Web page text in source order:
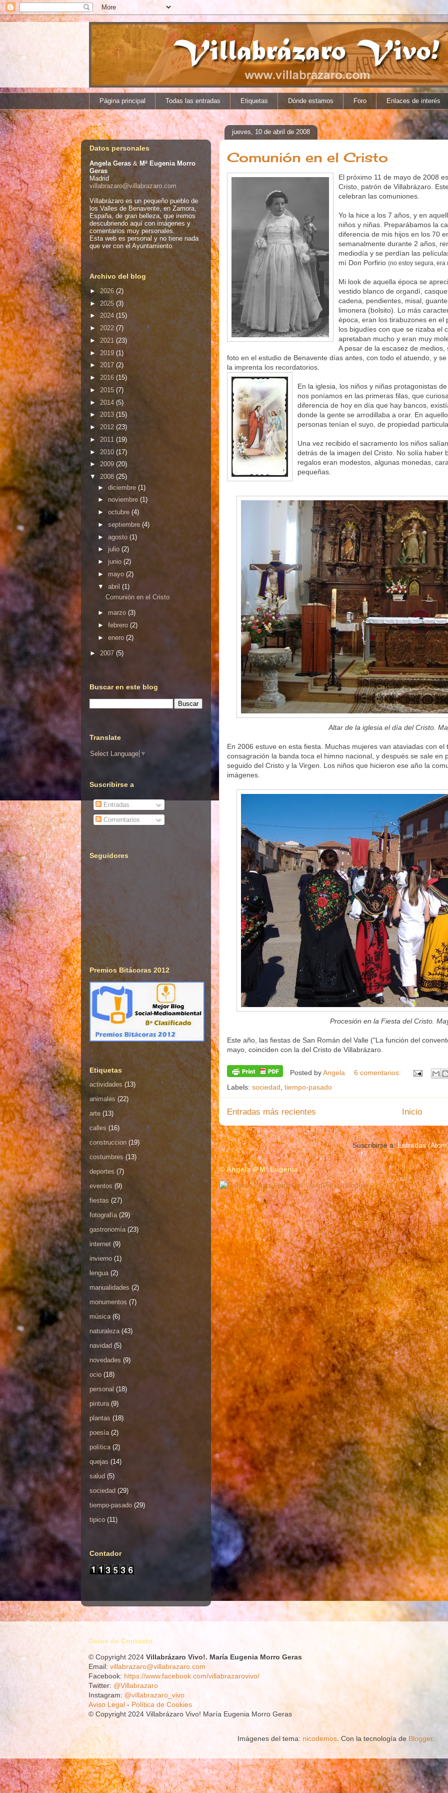
Página principal Todas las entradas Etiquetas Dónde estamos Foro Enlaces de interés
jueves, 10 de abril de 2008
Comunión en el Cristo
El próximo 11 de mayo de 2008
Cristo, patrón de Villabrázaro.
celebran las comuniones.
Yo la hice a los 7 años, y en
niños y niñas. Preparábamos la
diferencia de mis hijos en los 70
semanalmente durante 2 años,
mediodía y se perdían las
mí Don Porfirio (no estoy segura, era
Mi look de aquella época se
vestido blanco de organdí,
cadena, pendientes, misal,
limonera (bolsito). Lo más
época, eran los tirabuzones en el
los bigudíes con que se rizaba el
apretaban mucho y eran muy
A pesar de la escasez de medios,
foto en el estudio de Benavente días antes, con todo el atuendo, y
la imprenta los recordatorios.
En la iglesia, los niños y niñas protagonistas
nos poníamos en las primeras filas, que
diferencia de hoy en día que hay bancos,
donde la gente se arrodillaba a orar. En
personas tenían el suyo, de propiedad
Una vez recibido el sacramento los niños
detrás de la imagen del Cristo. No solía haber
regalos eran modestos, algunas monedas,
pequeñas.
Altar de la iglesia el día del Cristo.
En 2006 estuve en esta fiesta. Muchas mujeres van ataviadas con
consagración la banda toca el himno nacional, y después se sale en
seguido del Cristo y la Virgen. Los niños que hicieron ese año la
imágenes.
Procesión en la Fiesta del Cristo.
Este año, las fiestas de San Román del Valle ("La función del
mayo, coinciden con la del Cristo de Villabrázaro.
Posted byAngela
6 comentarios:
Labels: sociedad tiempo-pasado
Entradas más recientes Inicio
Suscribirse a:Entradas
© Ángela & Mª Eugenia
Datos personales
Angela Geras & Mª Eugenia Morro
Geras
Madrid
villabrazaro@villabrazaro.com
Villabrázaro es un pequeño pueblo de
los Valles de Benavente, en Zamora,
España, de gran belleza, que iremos
descubriendo aquí con imágenes y
comentarios muy personales.
Esta web es personal y no tiene nada
que ver con el Ayuntamiento.
Archivo del blog
► 2026 (2)
► 2025 (3)
► 2024 (15)
► 2022 (7)
► 2021 (23)
► 2019 (1)
► 2017 (2)
► 2016 (15)
► 2015 (7)
► 2014 (5)
► 2013 (15)
► 2012 (23)
► 2011 (19)
► 2010 (17)
► 2009 (20)
▼ 2008 (25)
► diciembre (1)
► noviembre (1)
► octubre (4)
► septiembre (4)
► agosto (1)
► julio (2)
► junio (2)
► mayo (2)
▼ abril (1)
Comunión en el Cristo
► marzo (3)
► febrero (2)
► enero (2)
► 2007 (5)
Buscar en este blog
Translate
Select Language ▼
Suscribirse a
Entradas
Comentarios
Seguidores
Premios Bitácoras 2012
Etiquetas
actividades (13)
animales (22)
arte (13)
calles (16)
construccion (19)
costumbres (13)
deportes (7)
eventos (9)
fiestas (27)
fotografía (29)
gastronomía (23)
internet (9)
invierno (1)
lengua (2)
manualidades (2)
monumentos (7)
música (6)
naturaleza (43)
navidad (5)
novedades (9)
ocio (18)
personal (18)
pintura (9)
plantas (18)
poesía (2)
política (2)
quejas (14)
salud (5)
sociedad (29)
tiempo-pasado (29)
tipico (11)
Contador
Datos de Contacto
© Copyright 2024 Villabrázaro Vivo!. María Eugenia Morro Geras
Email: villabrazaro@villabrazaro.com
Facebook: https://www.facebook.com/villabrazarovivo/
Twitter: @Villabrazaro
Instagram: @villabrazaro_vivo
Aviso Legal - Política de Cookies
© Copyright 2024 Villabrázaro Vivo! María Eugenia Morro Geras
Imágenes del tema: nicodemos . Con la tecnología de Blogger.